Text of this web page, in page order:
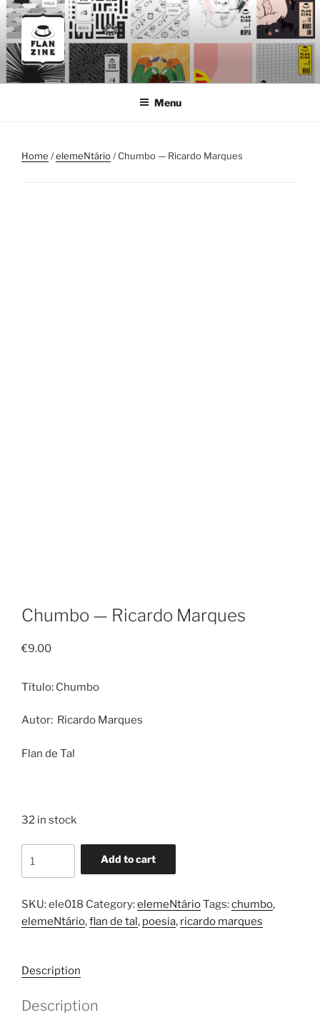
Skip
to
content
FLANZINE
Flanzine
Menu
Home /elemeNtário/ Chumbo — Ricardo Marques
Chumbo — Ricardo Marques
€9.00
Título: Chumbo
Autor: Ricardo Marques
Flan de Tal
32 in stock
—
Marques
quantity
Add to cart
SKU:ele018 Category:elemeNtárioTags:chumbo,
elemeNtário,flan de tal, poesia, ricardo marques
Description
Description